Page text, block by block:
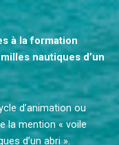
à la formation
nautiques d’un
d’animation ou
la mention « voile
d’un abri ».